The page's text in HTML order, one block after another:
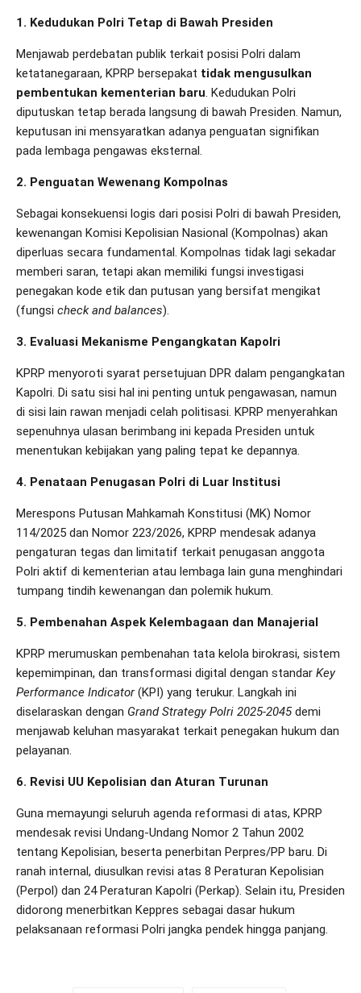
1. Kedudukan Polri Tetap di Bawah Presiden
Menjawab perdebatan publik terkait posisi Polri dalam
ketatanegaraan, KPRP bersepakat tidak mengusulkan
pembentukan kementerian baru. Kedudukan Polri
diputuskan tetap berada langsung di bawah Presiden. Namun,
keputusan ini mensyaratkan adanya penguatan signifikan
pada lembaga pengawas eksternal.
2. Penguatan Wewenang Kompolnas
Sebagai konsekuensi logis dari posisi Polri di bawah Presiden,
kewenangan Komisi Kepolisian Nasional (Kompolnas) akan
diperluas secara fundamental. Kompolnas tidak lagi sekadar
memberi saran, tetapi akan memiliki fungsi investigasi
penegakan kode etik dan putusan yang bersifat mengikat
(fungsi check and balances).
3. Evaluasi Mekanisme Pengangkatan Kapolri
KPRP menyoroti syarat persetujuan DPR dalam pengangkatan
Kapolri. Di satu sisi hal ini penting untuk pengawasan, namun
di sisi lain rawan menjadi celah politisasi. KPRP menyerahkan
sepenuhnya ulasan berimbang ini kepada Presiden untuk
menentukan kebijakan yang paling tepat ke depannya.
4. Penataan Penugasan Polri di Luar Institusi
Merespons Putusan Mahkamah Konstitusi (MK) Nomor
114/2025 dan Nomor 223/2026, KPRP mendesak adanya
pengaturan tegas dan limitatif terkait penugasan anggota
Polri aktif di kementerian atau lembaga lain guna menghindari
tumpang tindih kewenangan dan polemik hukum.
5. Pembenahan Aspek Kelembagaan dan Manajerial
KPRP merumuskan pembenahan tata kelola birokrasi, sistem
kepemimpinan, dan transformasi digital dengan standar Key
Performance Indicator(KPI) yang terukur. Langkah ini
diselaraskan dengan Grand Strategy Polri 2025-2045demi
menjawab keluhan masyarakat terkait penegakan hukum dan
pelayanan.
6. Revisi UU Kepolisian dan Aturan Turunan
Guna memayungi seluruh agenda reformasi di atas, KPRP
mendesak revisi Undang-Undang Nomor 2 Tahun 2002
tentang Kepolisian, beserta penerbitan Perpres/PP baru. Di
ranah internal, diusulkan revisi atas 8 Peraturan Kepolisian
(Perpol) dan 24 Peraturan Kapolri (Perkap). Selain itu, Presiden
didorong menerbitkan Keppres sebagai dasar hukum
pelaksanaan reformasi Polri jangka pendek hingga panjang.